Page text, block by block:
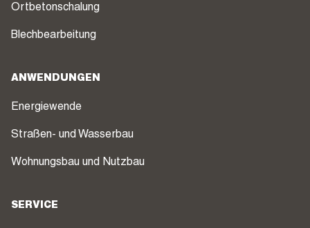
Ortbetonschalung
Blechbearbeitung
ANWENDUNGEN
Energiewende
Straßen- und Wasserbau
Wohnungsbau und Nutzbau
SERVICE